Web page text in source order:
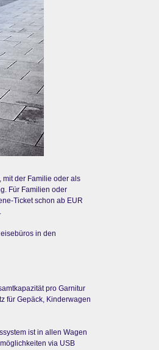
mit der Familie oder als
Für Familien oder
Ticket schon ab EUR
in den
pro Garnitur
für Gepäck, Kinderwagen
ist in allen Wagen
via USB